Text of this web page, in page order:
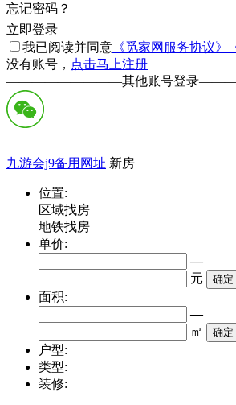
忘记密码？
立即登录
我已阅读并同意 《觅家网服务协议》
没有账号， 点击马上注册
—————————其他账号登录
九游会j9备用网址 新房
位置:
区域找房
地铁找房
单价:
—
元
面积:
—
㎡
户型:
类型:
装修: